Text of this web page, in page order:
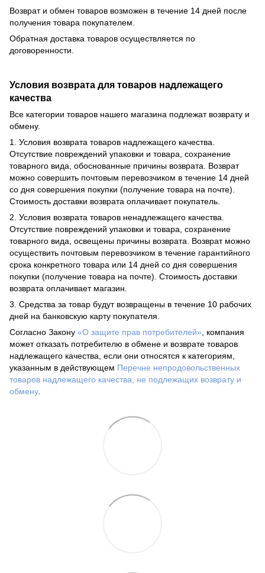
Возврат и обмен товаров возможен в течение 14 дней после
получения товара покупателем.
Обратная доставка товаров осуществляется по
договоренности.
Условия возврата для товаров надлежащего
качества
Все категории товаров нашего магазина подлежат возврату и
обмену.
1. Условия возврата товаров надлежащего качества.
Отсутствие повреждений упаковки и товара, сохранение
товарного вида, обоснованные причины возврата. Возврат
можно совершить почтовым перевозчиком в течение 14 дней
со дня совершения покупки (получение товара на почте).
Стоимость доставки возврата оплачивает покупатель.
2. Условия возврата товаров ненадлежащего качества.
Отсутствие повреждений упаковки и товара, сохранение
товарного вида, освещены причины возврата. Возврат можно
осуществить почтовым перевозчиком в течение гарантийного
срока конкретного товара или 14 дней со дня совершения
покупки (получение товара на почте). Стоимость доставки
возврата оплачивает магазин.
3. Средства за товар будут возвращены в течение 10 рабочих
дней на банковскую карту покупателя.
Согласно Закону «О защите прав потребителей» , компания
может отказать потребителю в обмене и возврате товаров
надлежащего качества, если они относятся к категориям,
указанным в действующем Перечне непродовольственных
товаров надлежащего качества, не подлежащих возврату и
обмену.